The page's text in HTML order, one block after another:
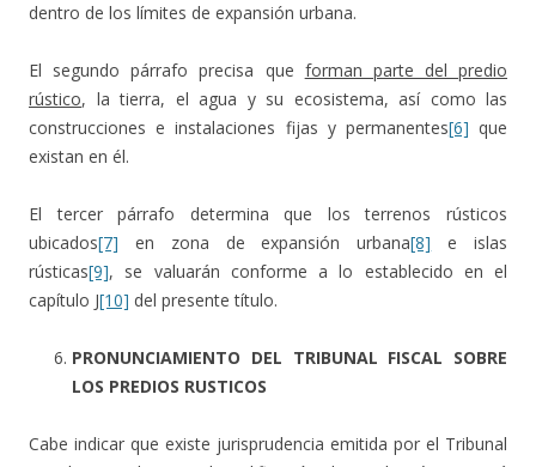
dentro de los límites de expansión urbana.
El segundo párrafo precisa que forman parte del predio
rústico, la tierra, el agua y su ecosistema, así como las
construcciones e instalaciones fijas y permanentes[6] que
existan en él.
El tercer párrafo determina que los terrenos rústicos
ubicados[7] en zona de expansión urbana[8] e islas
rústicas[9], se valuarán conforme a lo establecido en el
capítulo J[10] del presente título.
PRONUNCIAMIENTO DEL TRIBUNAL FISCAL SOBRE
LOS PREDIOS RUSTICOS
Cabe indicar que existe jurisprudencia emitida por el Tribunal